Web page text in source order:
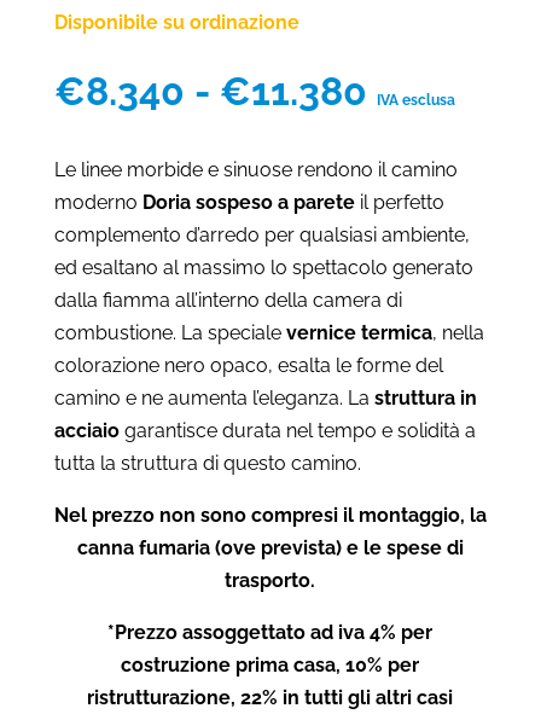
Disponibile su ordinazione
€8.340 - €11.380 Fascia
prezzo:
da
€8.340
a
€11.380
IVA esclusa
Le linee morbide e sinuose rendono il camino
moderno Doria sospeso a pareteil perfetto
complemento d’arredo per qualsiasi ambiente,
ed esaltano al massimo lo spettacolo generato
dalla fiamma all’interno della camera di
combustione. La speciale vernice termica, nella
colorazione nero opaco, esalta le forme del
camino e ne aumenta l’eleganza. La struttura in
acciaiogarantisce durata nel tempo e solidità a
tutta la struttura di questo camino.
Nel prezzo non sono compresi il montaggio, la
canna fumaria (ove prevista) e le spese di
trasporto.
*Prezzo assoggettato ad iva 4% per
costruzione prima casa, 10% per
ristrutturazione, 22% in tutti gli altri casi